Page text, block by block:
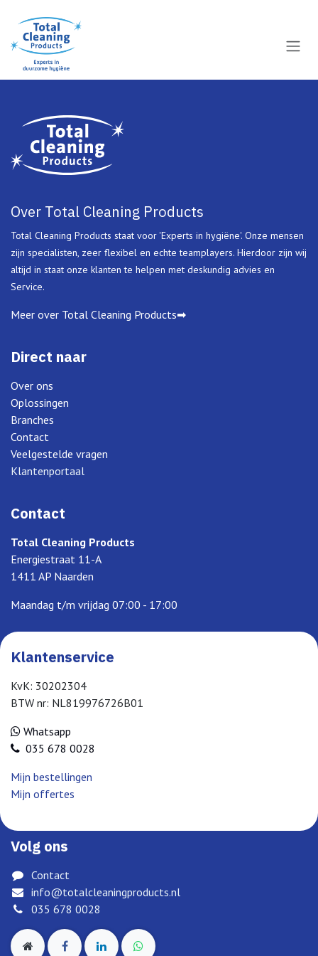
Over Total Cleaning Products
Total Cleaning Products staat voor 'Experts in hygiëne'. Onze mensen
zijn specialisten, zeer flexibel en echte teamplayers. Hierdoor zijn wij
altijd in staat onze klanten te helpen met deskundig advies en
Service.
Meer over Total Cleaning Products➡
Direct naar
Over ons
Oplossingen
Branches
Contact
Veelgestelde vragen
Klantenportaal
Contact
Total Cleaning Products
Energiestraat 11-A
1411 AP Naarden
Maandag t/m vrijdag 07:00 - 17:00
Klantenservice
KvK: 30202304
BTW nr: NL819976726B01
Whatsapp
035 678 0028
Mijn bestellingen
Mijn offertes
Volg ons
Contact
info@totalcleaningproducts.nl
035 678 0028